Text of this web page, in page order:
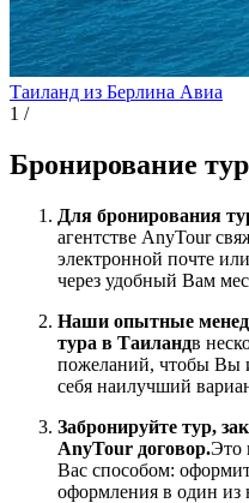
Таиланд из Берлина Авиа
1 /
Бронирование
Для бронирования
агентстве AnyTour
электронной почте
через удобный Вам
Наши опытные
тура в Таиландв
пожеланий, чтобы Вы
себя наилучший
Забронируйте тур,
AnyTour договор.Это
Вас способом:
оформления в один из